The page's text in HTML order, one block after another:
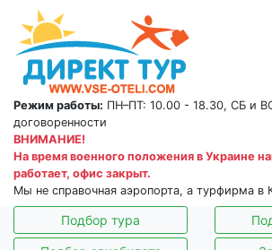
Режим работы: ПН–ПТ: 10.00 - 18.30, СБ и
договоренности
ВНИМАНИЕ!
На время военного положения в Украине
работает, офис закрыт.
Мы не справочная аэропорта, а турфирма в
Подбор тура